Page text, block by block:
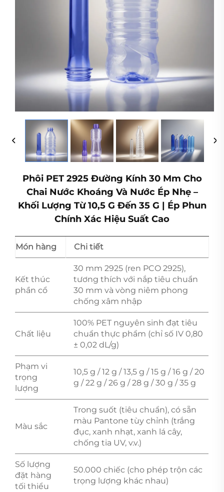
Phôi PET 2925 Đường Kính 30 Mm Cho
Chai Nước Khoáng Và Nước Ép Nhẹ –
Khối Lượng Từ 10,5 G Đến 35 G | Ép Phun
Chính Xác Hiệu Suất Cao
Món hàng Chi tiết
Kết thúc
phần cổ
30 mm 2925 (ren PCO 2925),
tương thích với nắp tiêu chuẩn
30 mm và vòng niêm phong
chống xâm nhập
Chất liệu
100% PET nguyên sinh đạt tiêu
chuẩn thực phẩm (chỉ số IV 0,80
± 0,02 dL/g)
Phạm vi
trọng
lượng
10,5 g / 12 g / 13,5 g / 15 g / 16 g / 20
g / 22 g / 26 g / 28 g / 30 g / 35 g
Màu sắc
Trong suốt (tiêu chuẩn), có sẵn
màu Pantone tùy chỉnh (trắng
đục, xanh nhạt, xanh lá cây,
chống tia UV, v.v.)
Số lượng
đặt hàng
tối thiểu
50.000 chiếc (cho phép trộn các
trọng lượng khác nhau)